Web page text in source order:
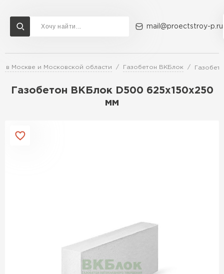
mail@proectstroy-p.ru
в Москве и Московской области Газобетон ВКБлок
Газобетон ВКБлок D500 625х150х250
мм
Доставка и оплата Акции О компании Контакты
Перейти в каталог
Газобетон (ЕвроАэроБетон)
ПЕРЕЙТИ
Газобетон Бонолит
Газобетон Могилевский
Газобетон ЛСР